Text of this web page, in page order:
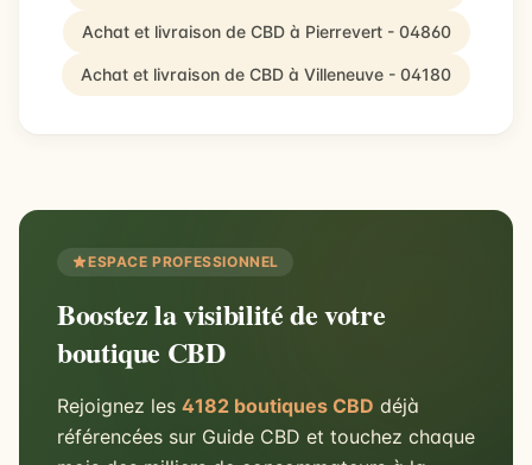
Achat et livraison de CBD à Pierrevert - 04860
Achat et livraison de CBD à Villeneuve - 04180
ESPACE PROFESSIONNEL
Boostez la visibilité de votre
boutique CBD
Rejoignez les 4182 boutiques CBD déjà
référencées sur Guide CBD et touchez chaque